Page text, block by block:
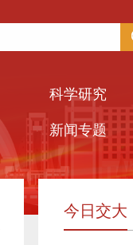
科学研究
新闻专题
今日交大